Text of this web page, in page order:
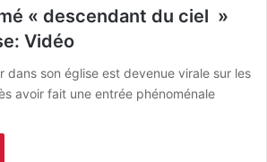
« descendant du ciel »
Vidéo
dans son église est devenue virale sur les
avoir fait une entrée phénoménale